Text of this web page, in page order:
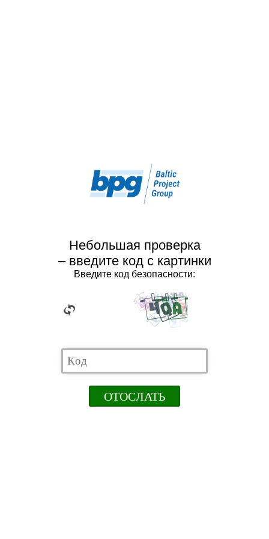
Небольшая проверка
– введите код с картинки
Введите код безопасности: